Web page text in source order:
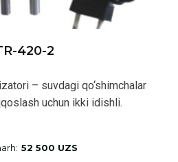
420-2
– suvdagi qo‘shimchalar
uchun ikki idishli.
52 500 UZS